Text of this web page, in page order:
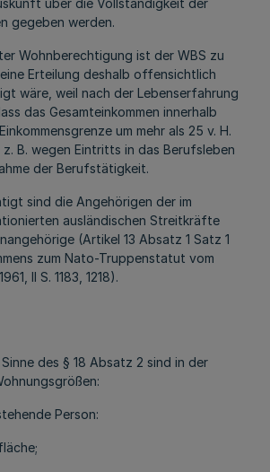
über die Vollständigkeit der
gegeben werden.
Wohnberechtigung ist der WBS zu
Erteilung deshalb offensichtlich
wäre, weil nach der Lebenserfahrung
das Gesamteinkommen innerhalb
um mehr als 25 v. H.
B. wegen Eintritts in das Berufsleben
der Berufstätigkeit.
sind die Angehörigen der im
ausländischen Streitkräfte
(Artikel 13 Absatz 1 Satz 1
zum Nato-Truppenstatut vom
II S. 1183, 1218).
Sinne des § 18 Absatz 2 sind in der
Person: